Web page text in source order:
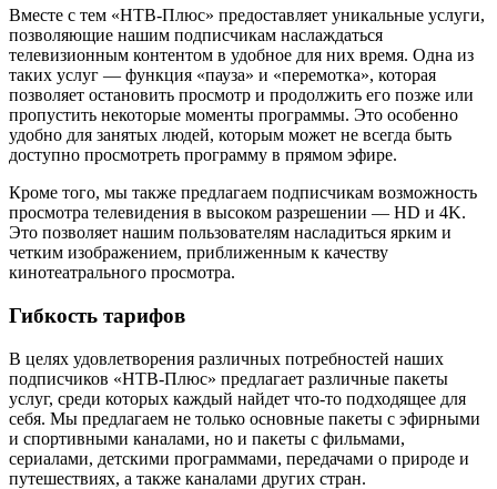
Вместе с тем «НТВ-Плюс» предоставляет уникальные услуги,
позволяющие нашим подписчикам наслаждаться
телевизионным контентом в удобное для них время. Одна из
таких услуг — функция «пауза» и «перемотка», которая
позволяет остановить просмотр и продолжить его позже или
пропустить некоторые моменты программы. Это особенно
удобно для занятых людей, которым может не всегда быть
доступно просмотреть программу в прямом эфире.
Кроме того, мы также предлагаем подписчикам возможность
просмотра телевидения в высоком разрешении — HD и 4K.
Это позволяет нашим пользователям насладиться ярким и
четким изображением, приближенным к качеству
кинотеатрального просмотра.
Гибкость тарифов
В целях удовлетворения различных потребностей наших
подписчиков «НТВ-Плюс» предлагает различные пакеты
услуг, среди которых каждый найдет что-то подходящее для
себя. Мы предлагаем не только основные пакеты с эфирными
и спортивными каналами, но и пакеты с фильмами,
сериалами, детскими программами, передачами о природе и
путешествиях, а также каналами других стран.